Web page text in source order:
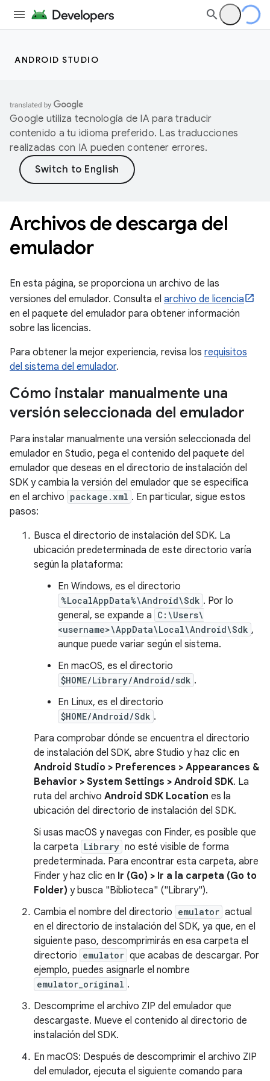
ANDROID STUDIO
Google utiliza tecnología de IA para traducir
contenido a tu idioma preferido. Las traducciones
realizadas con IA pueden contener errores.
Archivos de descarga del
emulador
En esta página, se proporciona un archivo de las
versiones del emulador. Consulta el archivo de licencia
en el paquete del emulador para obtener información
sobre las licencias.
Para obtener la mejor experiencia, revisa los requisitos
del sistema del emulador.
Cómo instalar manualmente una
versión seleccionada del emulador
Para instalar manualmente una versión seleccionada del
emulador en Studio, pega el contenido del paquete del
emulador que deseas en el directorio de instalación del
SDK y cambia la versión del emulador que se especifica
en el archivo package.xml . En particular, sigue estos
pasos:
Busca el directorio de instalación del SDK. La
ubicación predeterminada de este directorio varía
según la plataforma:
En Windows, es el directorio
%LocalAppData%\Android\Sdk . Por lo
general, se expande a C:\Users\
<username>\AppData\Local\Android\Sdk ,
aunque puede variar según el sistema.
En macOS, es el directorio
$HOME/Library/Android/sdk .
En Linux, es el directorio
$HOME/Android/Sdk .
Para comprobar dónde se encuentra el directorio
de instalación del SDK, abre Studio y haz clic en
Android Studio > Preferences > Appearances &
Behavior > System Settings > Android SDK. La
ruta del archivo Android SDK Location es la
ubicación del directorio de instalación del SDK.
Si usas macOS y navegas con Finder, es posible que
la carpeta Library no esté visible de forma
predeterminada. Para encontrar esta carpeta, abre
Finder y haz clic en Ir (Go) > Ir a la carpeta (Go to
Folder) y busca "Biblioteca" ("Library").
Cambia el nombre del directorio emulator actual
en el directorio de instalación del SDK, ya que, en el
siguiente paso, descomprimirás en esa carpeta el
directorio emulator que acabas de descargar. Por
ejemplo, puedes asignarle el nombre
emulator_original .
Descomprime el archivo ZIP del emulador que
descargaste. Mueve el contenido al directorio de
instalación del SDK.
En macOS: Después de descomprimir el archivo ZIP
del emulador, ejecuta el siguiente comando para